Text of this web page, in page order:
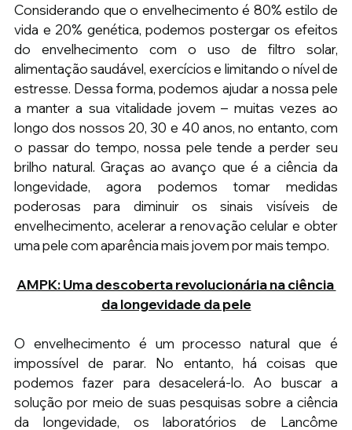
Considerando que o envelhecimento é 80% estilo de
vida e 20% genética, podemos postergar os efeitos
do envelhecimento com o uso de filtro solar,
alimentação saudável, exercícios e limitando o nível de
estresse. Dessa forma, podemos ajudar a nossa pele
a manter a sua vitalidade jovem – muitas vezes ao
longo dos nossos 20, 30 e 40 anos, no entanto, com
o passar do tempo, nossa pele tende a perder seu
brilho natural. Graças ao avanço que é a ciência da
longevidade, agora podemos tomar medidas
poderosas para diminuir os sinais visíveis de
envelhecimento, acelerar a renovação celular e obter
uma pele com aparência mais jovem por mais tempo.
AMPK: Uma descoberta revolucionária na ciência
da longevidade da pele
O envelhecimento é um processo natural que é
impossível de parar. No entanto, há coisas que
podemos fazer para desacelerá-lo. Ao buscar a
solução por meio de suas pesquisas sobre a ciência
da longevidade, os laboratórios de Lancôme